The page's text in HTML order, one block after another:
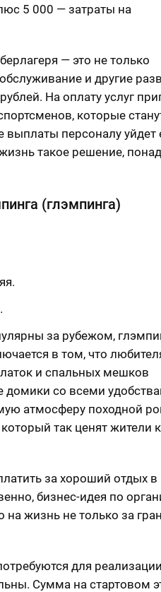
5 000 — затраты на
— это не только
и другие
На оплату услуг
которые
выплаты персоналу
такое решение,
(глэмпинга)
за рубежом,
в том, что
и спальных мешков
со всеми
атмосферу походной
так ценят жители
за хороший отдых в
бизнес-идея по
жизнь не только за
для реализации
Сумма на стартовом